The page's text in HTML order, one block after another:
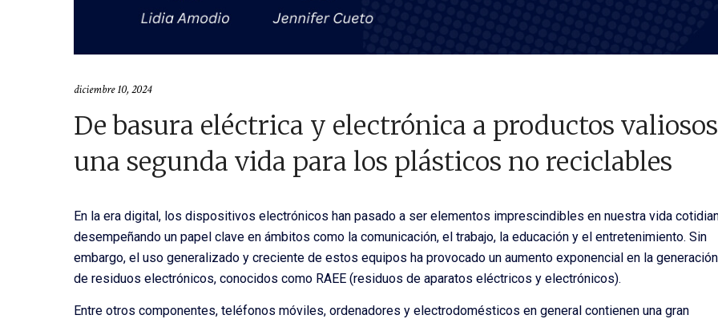
diciembre 10, 2024
De basura eléctrica y electrónica a productos
una segunda vida para los plásticos no reciclables
En la era digital, los dispositivos electrónicos han pasado a ser elementos imprescindibles en nuestra vida
desempeñando un papel clave en ámbitos como la comunicación, el trabajo, la educación y el entretenimiento. Sin
embargo, el uso generalizado y creciente de estos equipos ha provocado un aumento exponencial en la generación
de residuos electrónicos, conocidos como RAEE (residuos de aparatos eléctricos y electrónicos).
Entre otros componentes, teléfonos móviles, ordenadores y electrodomésticos en general contienen una gran